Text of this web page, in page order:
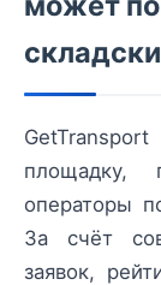
площадку,
операторы
За счёт
заявок,